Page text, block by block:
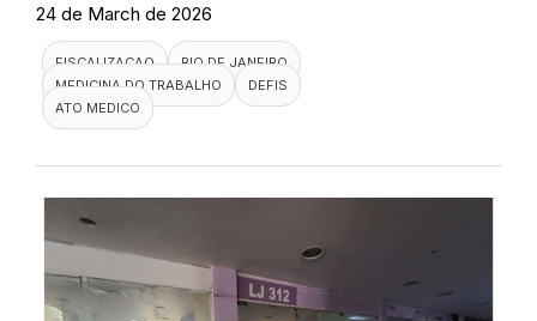
24 de March de 2026
FISCALIZACAO
RIO DE JANEIRO
MEDICINA DO TRABALHO
DEFIS
ATO MEDICO